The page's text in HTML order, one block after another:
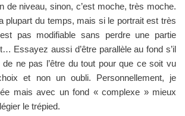
de niveau, sinon, c’est moche, très moche.
plupart du temps, mais si le portrait est très
pas modifiable sans perdre une partie
Essayez aussi d’être parallèle au fond s’il
ne pas l’être du tout pour que ce soit vu
et non un oubli. Personnellement, je
mais avec un fond « complexe » mieux
le trépied.